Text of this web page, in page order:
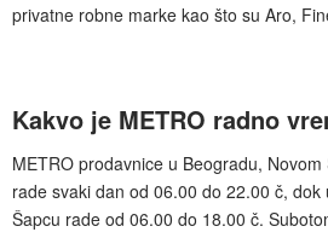
privatne robne marke kao što su Aro,
Kakvo je METRO radno
METRO prodavnice u Beogradu,
rade svaki dan od 06.00 do 22.00 č, dok
Šapcu rade od 06.00 do 18.00 č.